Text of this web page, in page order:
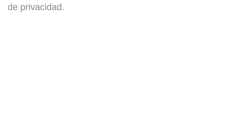
de privacidad.